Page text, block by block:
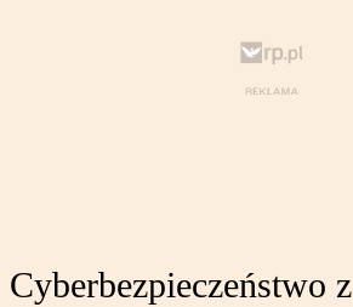
Cyberbezpieczeństwo z